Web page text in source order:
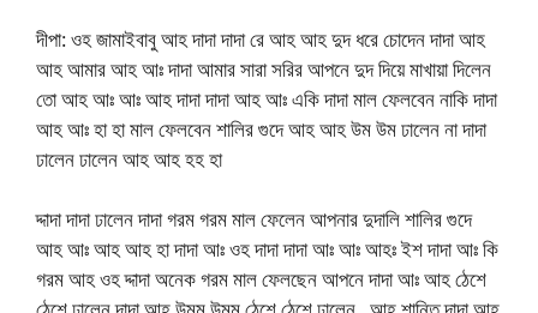
দীপা: ওহ জামাইবাবু আহ দাদা দাদা রে আহ আহ দুদ ধরে চোদেন দাদা আহ
আহ আমার আহ আঃ দাদা আমার সারা সরির আপনে দুদ দিয়ে মাখায়া দিলেন
তো আহ আঃ আঃ আহ দাদা দাদা আহ আঃ একি দাদা মাল ফেলবেন নাকি দাদা
আহ আঃ হা হা মাল ফেলবেন শালির গুদে আহ আহ উম উম ঢালেন না দাদা
ঢালেন ঢালেন আহ আহ হহ হা
দ্দাদা দাদা ঢালেন দাদা গরম গরম মাল ফেলেন আপনার দুদালি শালির গুদে
আহ আঃ আহ আহ হা দাদা আঃ ওহ দাদা দাদা আঃ আঃ আহঃ ইশ দাদা আঃ কি
গরম আহ ওহ দ্দাদা অনেক গরম মাল ফেলছেন আপনে দাদা আঃ আহ ঠেশে